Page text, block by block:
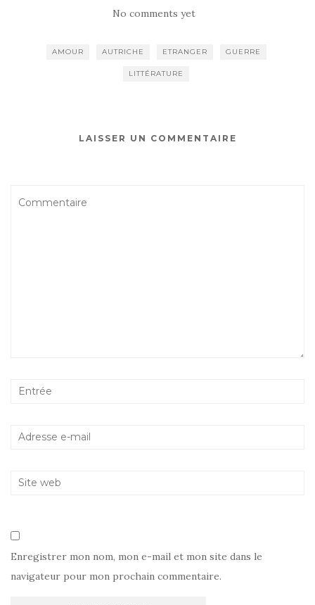
No comments yet
AMOUR AUTRICHE ETRANGER GUERRE
LITTÉRATURE
LAISSER UN COMMENTAIRE
Enregistrer mon nom, mon e-mail et mon site dans le
navigateur pour mon prochain commentaire.